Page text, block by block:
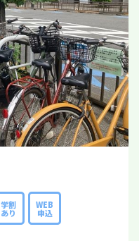
学割
あり
WEB
申込